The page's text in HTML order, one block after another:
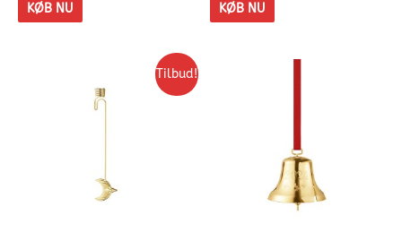
KØB NU KØB NU
Tilbud!